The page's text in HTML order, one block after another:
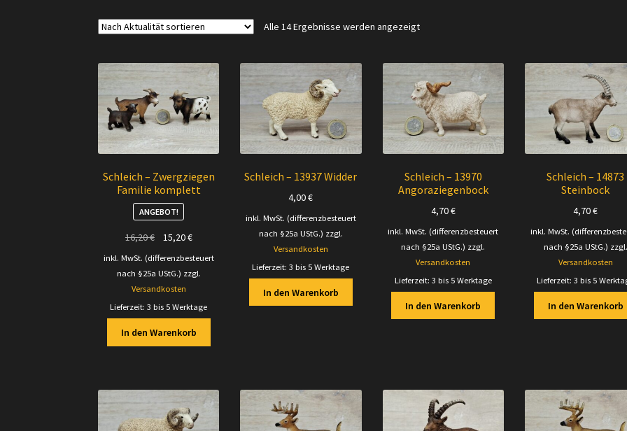
Alle 14 Ergebnisse werden angezeigtNach
Schleich – Zwergziegen
Familie komplett
ANGEBOT!
16,20€
Ursprünglicher
Preis
15,20€Aktueller
inkl. MwSt. (differenzbesteuert
nach §25a UStG.) zzgl.
Versandkosten
Lieferzeit:3 bis 5 Werktage
In den Warenkorb
Schleich – 13937 Widder
4,00€
inkl. MwSt. (differenzbesteuert
nach §25a UStG.) zzgl.
Versandkosten
Lieferzeit:3 bis 5 Werktage
In den Warenkorb
Schleich – 13970
Angoraziegenbock
4,70€
inkl. MwSt. (differenzbesteuert
nach §25a UStG.) zzgl.
Versandkosten
Lieferzeit: 3 bis 5 Werktage
In den Warenkorb
Schleich – 14873
Steinbock
4,70€
inkl. MwSt.
nach §25a UStG.) zzgl.
Versandkosten
Lieferzeit: 3 bis 5
In den Warenkorb